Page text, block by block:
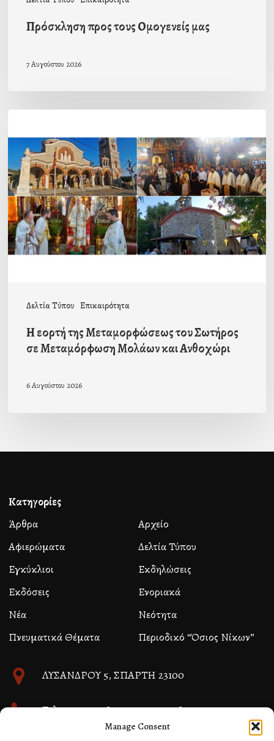
Manage Consent
Πρόσκληση προς τους Ομογενείς μας
7 Αυγούστου 2026
Δελτία Τύπου Επικαιρότητα
εορτή
της
Μεταμορφώσεως
του
Σωτήρος
σε
Μεταμόρφωση
Η εορτή της Μεταμορφώσεως του Σωτήρος
σε Μεταμόρφωση Μολάων και Ανθοχώρι
6 Αυγούστου 2026
Κατηγορίες
Άρθρα
Αρχείο
Αφιερώματα
Δελτία Τύπου
Εγκύκλιοι
Εκδηλώσεις
Εκδόσεις
Ενοριακά
Νέα
Νεότητα
Πνευματικά Θέματα
Περιοδικό “Όσιος Νίκων”
ΛΥΣΑΝΔΡΟΥ 5, ΣΠΑΡΤΗ 23100
Τηλ. 27310 26580 και 27310 26581